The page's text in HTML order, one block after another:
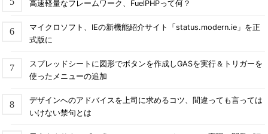
高速軽量なフレームワーク、FuelPHPって何？
マイクロソフト、IEの新機能紹介サイト「status.modern.ie」を正
式版に
スプレッドシートに図形でボタンを作成しGASを実行＆トリガーを
使ったメニューの追加
デザインへのアドバイスを上司に求めるコツ、間違っても言っては
いけない禁句とは